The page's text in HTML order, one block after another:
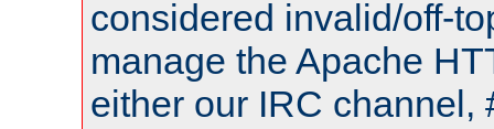
considered invalid/off-
manage the Apache
either our IRC channel,